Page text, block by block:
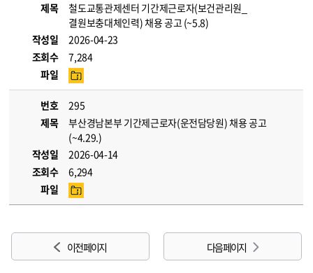
제목
철도교통관제센터 기간제근로자(보건관리원_
결원보충대체인력) 채용 공고 (~5.8)
작성일
2026-04-23
조회수
7,284
파일
번호
295
제목
부산경남본부 기간제근로자(운전담당원) 채용 공고
(~4.29.)
작성일
2026-04-14
조회수
6,294
파일
이전 페이지 다음 페이지